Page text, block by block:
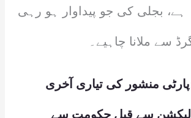
ہے، بجلی کی جو پیداوار ہو رہی
سے ملانا چاہیے۔
پارٹی منشور کی تیاری آخری
سے قبل حکومت سے